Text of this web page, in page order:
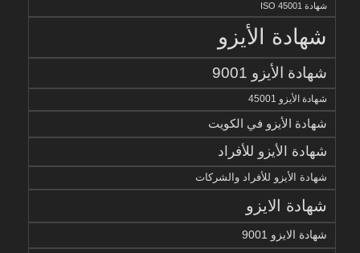
شهادة ISO 45001
شهادة الأيزو
شهادة الأيزو 9001
شهادة الأيزو 45001
شهادة الأيزو في الكويت
شهادة الأيزو للأفراد
شهادة الأيزو للأفراد والشركات
شهادة الايزو
شهادة الايزو 9001